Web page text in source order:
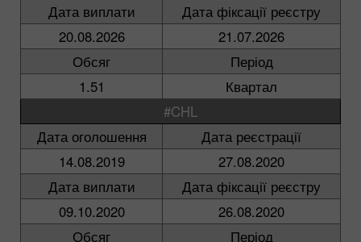
Дата виплати
Дата фіксації реєстру
20.08.2026
21.07.2026
Обсяг
Період
1.51
Квартал
#CHL
Дата оголошення
Дата реєстрації
14.08.2019
27.08.2020
Дата виплати
Дата фіксації реєстру
09.10.2020
26.08.2020
Обсяг
Період